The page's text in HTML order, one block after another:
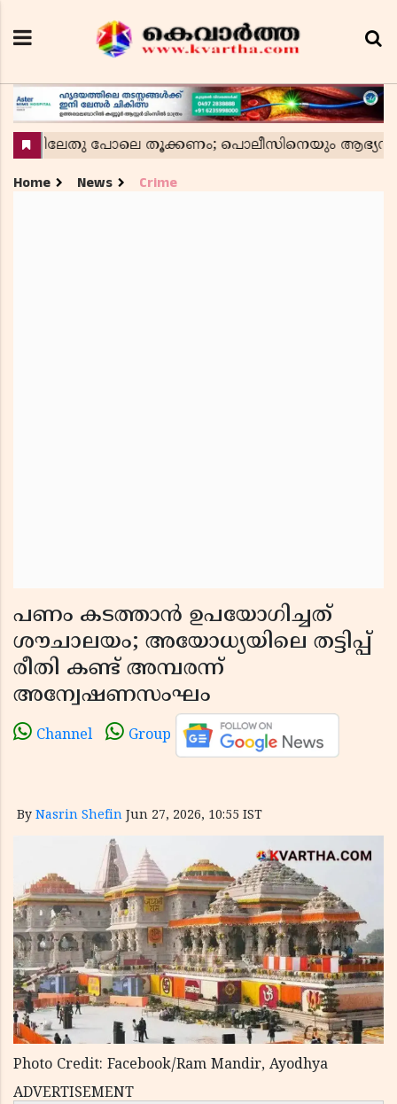
Home News Crime
പണം കടത്താൻ ഉപയോഗിച്ചത്
ശൗചാലയം; അയോധ്യയിലെ തട്ടിപ്പ്
രീതി കണ്ട് അമ്പരന്ന്
അന്വേഷണസംഘം
Channel Group
By Nasrin Shefin Jun 27, 2026, 10:55 IST
Photo Credit: Facebook/Ram Mandir, Ayodhya
ADVERTISEMENT